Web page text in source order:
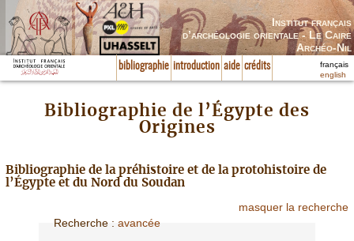
Institut français
d’archéologie orientale - Le Caire
Archéo-Nil
bibliographie introduction aide crédits
français
english
Bibliographie de l’Égypte des
Origines
Bibliographie de la préhistoire et de la protohistoire de
l’Égypte et du Nord du Soudan
masquer la recherche
Recherche :avancée